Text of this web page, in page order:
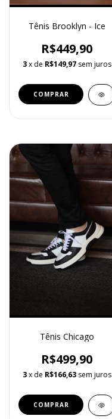
Tênis Brooklyn - Ice
R$449,90
3 x de R$149,97 sem juros
COMPRAR
Tênis Chicago
R$499,90
3 x de R$166,63 sem juros
COMPRAR